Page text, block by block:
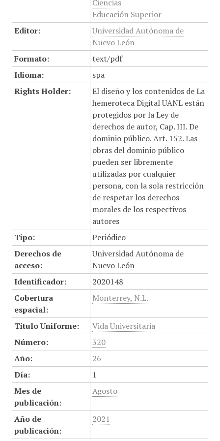
Ciencias
Educación Superior
Editor:
Universidad Autónoma de
Nuevo León
Formato:
text/pdf
Idioma:
spa
Rights Holder:
El diseño y los contenidos de La
hemeroteca Digital UANL están
protegidos por la Ley de
derechos de autor, Cap. III. De
dominio público. Art. 152. Las
obras del dominio público
pueden ser libremente
utilizadas por cualquier
persona, con la sola restricción
de respetar los derechos
morales de los respectivos
autores
Tipo:
Periódico
Derechos de
acceso:
Universidad Autónoma de
Nuevo León
Identificador:
2020148
Cobertura
espacial:
Monterrey, N.L.
Título Uniforme:
Vida Universitaria
Número:
320
Año:
26
Día:
1
Mes de
publicación:
Agosto
Año de
publicación:
2021